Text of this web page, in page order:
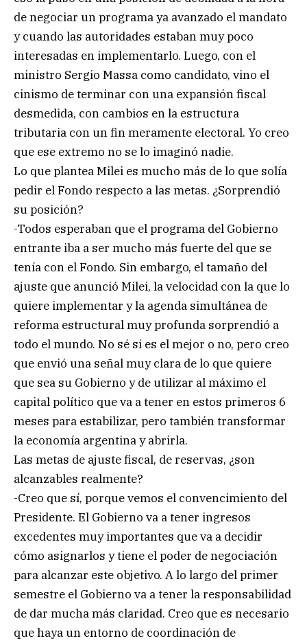
de negociar un programa ya avanzado el mandato
y cuando las autoridades estaban muy poco
interesadas en implementarlo. Luego, con el
ministro Sergio Massa como candidato, vino el
cinismo de terminar con una expansión fiscal
desmedida, con cambios en la estructura
tributaria con un fin meramente electoral. Yo creo
que ese extremo no se lo imaginó nadie.
Lo que plantea Milei es mucho más de lo que solía
pedir el Fondo respecto a las metas. ¿Sorprendió
su posición?
-Todos esperaban que el programa del Gobierno
entrante iba a ser mucho más fuerte del que se
tenía con el Fondo. Sin embargo, el tamaño del
ajuste que anunció Milei, la velocidad con la que lo
quiere implementar y la agenda simultánea de
reforma estructural muy profunda sorprendió a
todo el mundo. No sé si es el mejor o no, pero creo
que envió una señal muy clara de lo que quiere
que sea su Gobierno y de utilizar al máximo el
capital político que va a tener en estos primeros 6
meses para estabilizar, pero también transformar
la economía argentina y abrirla.
Las metas de ajuste fiscal, de reservas, ¿son
alcanzables realmente?
-Creo que sí, porque vemos el convencimiento del
Presidente. El Gobierno va a tener ingresos
excedentes muy importantes que va a decidir
cómo asignarlos y tiene el poder de negociación
para alcanzar este objetivo. A lo largo del primer
semestre el Gobierno va a tener la responsabilidad
de dar mucha más claridad. Creo que es necesario
que haya un entorno de coordinación de